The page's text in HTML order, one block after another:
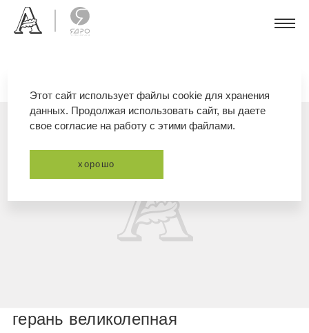
герань великолепная
Этот сайт использует файлы cookie для хранения
данных. Продолжая использовать сайт, вы даете
свое согласие на работу с этими файлами.
хорошо